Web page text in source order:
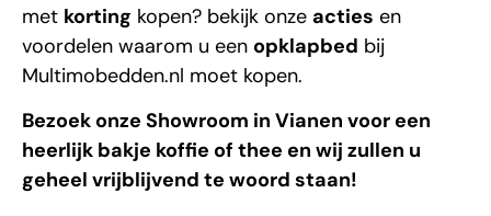
met korting kopen? bekijk onze acties en
voordelen waarom u een opklapbed bij
Multimobedden.nl moet kopen.
Bezoek onze Showroom in Vianen voor een
heerlijk bakje koffie of thee en wij zullen u
geheel vrijblijvend te woord staan!